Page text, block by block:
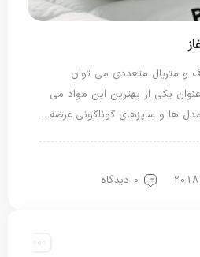
و متریال متعددی می توان
عنوان یکی از بهترین این مواد می
ها و سایزهای گوناگونی عرضه…
0 دیدگاه